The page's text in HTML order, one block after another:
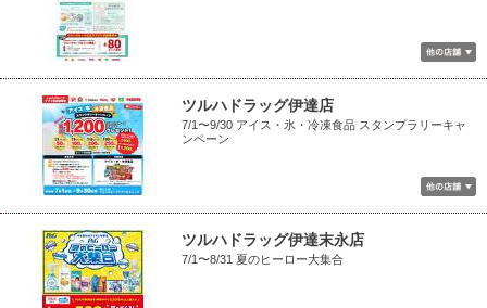
ツルハドラッグ伊達店
7/1〜9/30 アイス・氷・冷凍食品 スタンプラリーキャ
ンペーン
ツルハドラッグ伊達末永店
7/1〜8/31 夏のヒーロー大集合